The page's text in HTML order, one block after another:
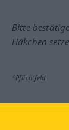
Bitte
Häkchen
*Pflichtfeld